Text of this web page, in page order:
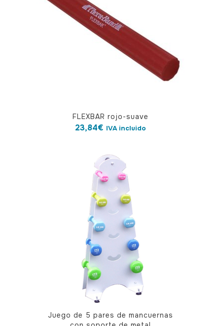
FLEXBAR rojo-suave
23,84€ IVA incluido
Juego de 5 pares de mancuernas